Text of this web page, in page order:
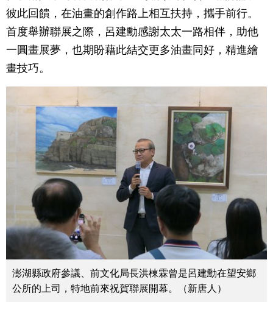
彼此回饋，在油畫的創作路上相互扶持，攜手前行。
首度舉辦聯展之際，呂建勳感謝太太一路相伴，助他
一圓畫展夢，也期盼藉此結交更多油畫同好，精進繪
畫技巧。
澎湖縣政府參議、前文化局長洪棟霖曾是呂建勳在望安鄉
公所的上司，特地前來祝賀聯展開幕。（新唐人）